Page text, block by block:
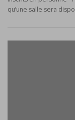
qu’une salle sera